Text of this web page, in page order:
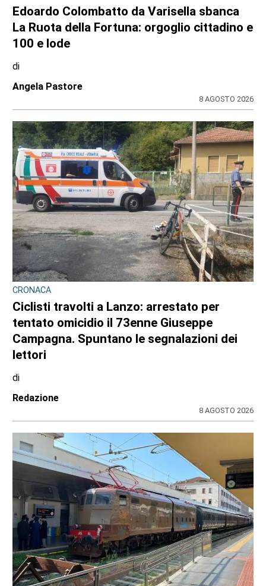
Marcinelle, il presidente Nicco: “Onorare gli
italiani caduti sul lavoro in ogni parte del
mondo”
di
Redazione CRP
7 AGOSTO 2026
CONSIGLIO REGIONALE
Ambiente e conti pubblici al centro
dell’attività questa settimana in Consiglio
regionale